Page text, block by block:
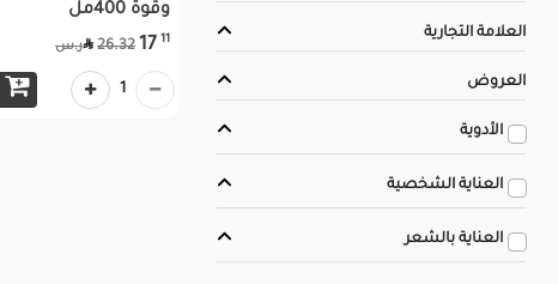
العلامة التجارية
العروض
الأدوية
العناية الشخصية
العناية بالشعر
وقوة 400مل
11
17
 26.32 ر.س
1